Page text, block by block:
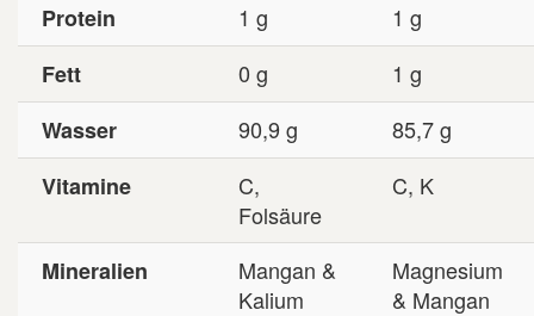
Protein
1 g
1 g
Fett
0 g
1 g
Wasser
90,9 g
85,7 g
Vitamine
C,
Folsäure
C, K
Mineralien
Mangan &
Kalium
Magnesium
& Mangan